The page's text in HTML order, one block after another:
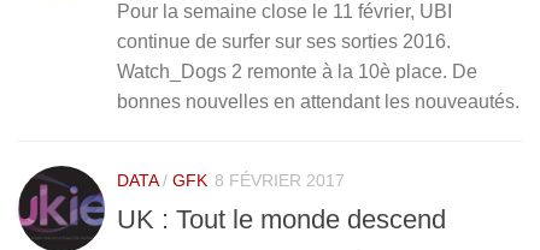
Pour la semaine close le 11 février, UBI
continue de surfer sur ses sorties 2016.
Watch_Dogs 2 remonte à la 10è place. De
bonnes nouvelles en attendant les nouveautés.
DATA/ GFK 8 FÉVRIER 2017
UK : Tout le monde descend